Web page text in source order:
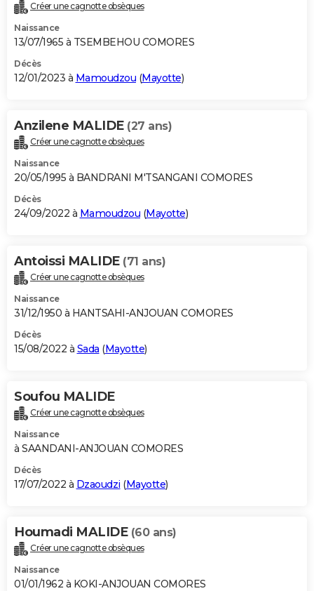
Créer une cagnotte obsèques
Naissance
13/07/1965 à TSEMBEHOU COMORES
Décès
12/01/2023 à Mamoudzou (Mayotte)
Anzilene MALIDE (27 ans)
Créer une cagnotte obsèques
Naissance
20/05/1995 à BANDRANI M'TSANGANI COMORES
Décès
24/09/2022 à Mamoudzou (Mayotte)
Antoissi MALIDE (71 ans)
Créer une cagnotte obsèques
Naissance
31/12/1950 à HANTSAHI-ANJOUAN COMORES
Décès
15/08/2022 à Sada (Mayotte)
Soufou MALIDE
Créer une cagnotte obsèques
Naissance
à SAANDANI-ANJOUAN COMORES
Décès
17/07/2022 à Dzaoudzi (Mayotte)
Houmadi MALIDE (60 ans)
Créer une cagnotte obsèques
Naissance
01/01/1962 à KOKI-ANJOUAN COMORES